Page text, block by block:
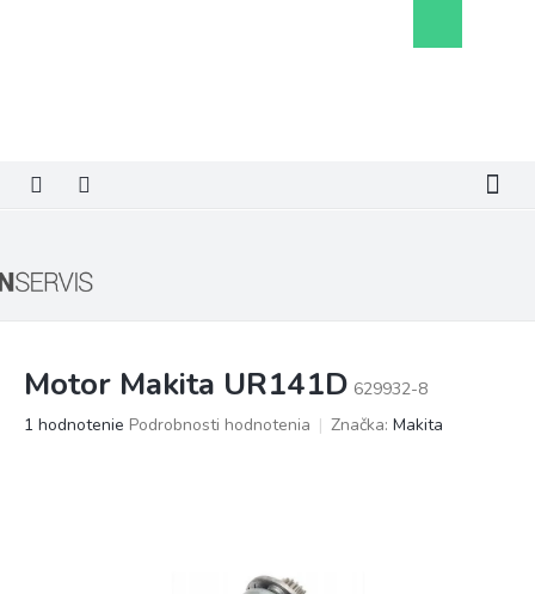
košík
Motor Makita UR141D 629932-8
Priemerné
1 hodnotenie Podrobnosti hodnotenia Značka: Makita